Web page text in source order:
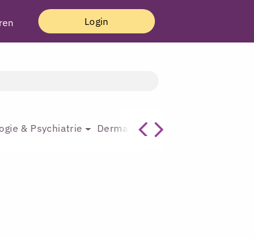
Login
& Psychiatrie Dermatologie & Plastische